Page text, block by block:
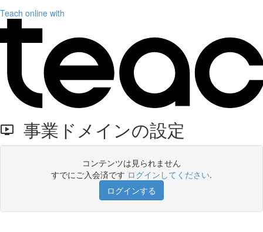
Teach online with
事業ドメインの設定
コンテンツは見られません
すでにご入会済です ログインしてください.
ログインする